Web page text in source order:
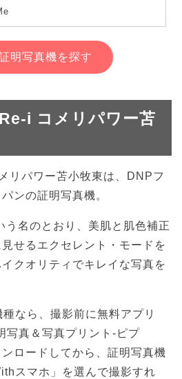
明写真機を探す
i コメリパワー苫
リパワー苫小牧東は、DNPフ
ンの証明写真機。
名のとおり、美肌と肌色補正
せるエクセレント・モードを
クオリティでキレイな写真を
なら、撮影前に無料アプリ
写真＆写真プリント-ピプ
ロードしてから、証明写真機
スマホ」を選んで撮影すれ